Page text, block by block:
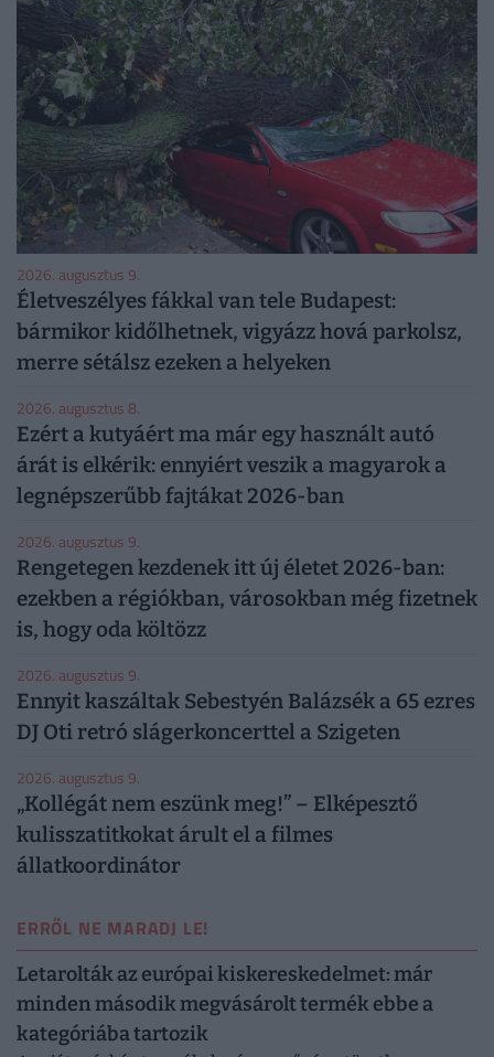
2026. augusztus 9.
Életveszélyes fákkal van tele Budapest:
bármikor kidőlhetnek, vigyázz hová parkolsz,
merre sétálsz ezeken a helyeken
2026. augusztus 8.
Ezért a kutyáért ma már egy használt autó
árát is elkérik: ennyiért veszik a magyarok a
legnépszerűbb fajtákat 2026-ban
2026. augusztus 9.
Rengetegen kezdenek itt új életet 2026-ban:
ezekben a régiókban, városokban még fizetnek
is, hogy oda költözz
2026. augusztus 9.
Ennyit kaszáltak Sebestyén Balázsék a 65 ezres
DJ Oti retró slágerkoncerttel a Szigeten
2026. augusztus 9.
„Kollégát nem eszünk meg!” – Elképesztő
kulisszatitkokat árult el a filmes
állatkoordinátor
ERRŐL NE MARADJ LE!
Letarolták az európai kiskereskedelmet: már
minden második megvásárolt termék ebbe a
kategóriába tartozik